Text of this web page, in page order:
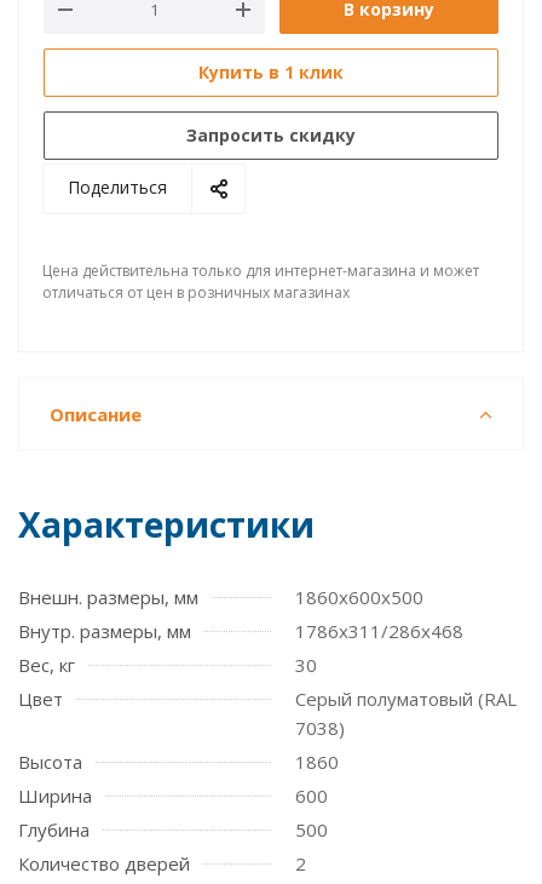
В корзину
Купить в 1 клик
Запросить скидку
Поделиться
Цена действительна только для интернет-магазина и может
отличаться от цен в розничных магазинах
Описание
Характеристики
Внешн. размеры, мм
1860x600x500
Внутр. размеры, мм
1786x311/286x468
Вес, кг
30
Цвет
Серый полуматовый (RAL
7038)
Высота
1860
Ширина
600
Глубина
500
Количество дверей
2